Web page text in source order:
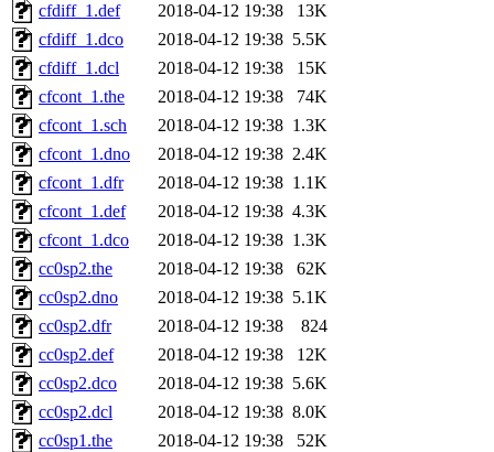
cfdiff_1.def 2018-04-12 19:38
13K
cfdiff_1.dco
2018-04-12 19:38 5.5K
cfdiff_1.dcl
2018-04-12 19:38
15K
cfcont_1.the
2018-04-12 19:38
74K
cfcont_1.sch
2018-04-12 19:38 1.3K
cfcont_1.dno
2018-04-12 19:38 2.4K
cfcont_1.dfr
2018-04-12 19:38 1.1K
cfcont_1.def
2018-04-12 19:38 4.3K
cfcont_1.dco
2018-04-12 19:38 1.3K
cc0sp2.the
2018-04-12 19:38
62K
cc0sp2.dno
2018-04-12 19:38 5.1K
cc0sp2.dfr
2018-04-12 19:38
824
cc0sp2.def
2018-04-12 19:38
12K
cc0sp2.dco
2018-04-12 19:38 5.6K
cc0sp2.dcl
2018-04-12 19:38 8.0K
cc0sp1.the
2018-04-12 19:38
52K